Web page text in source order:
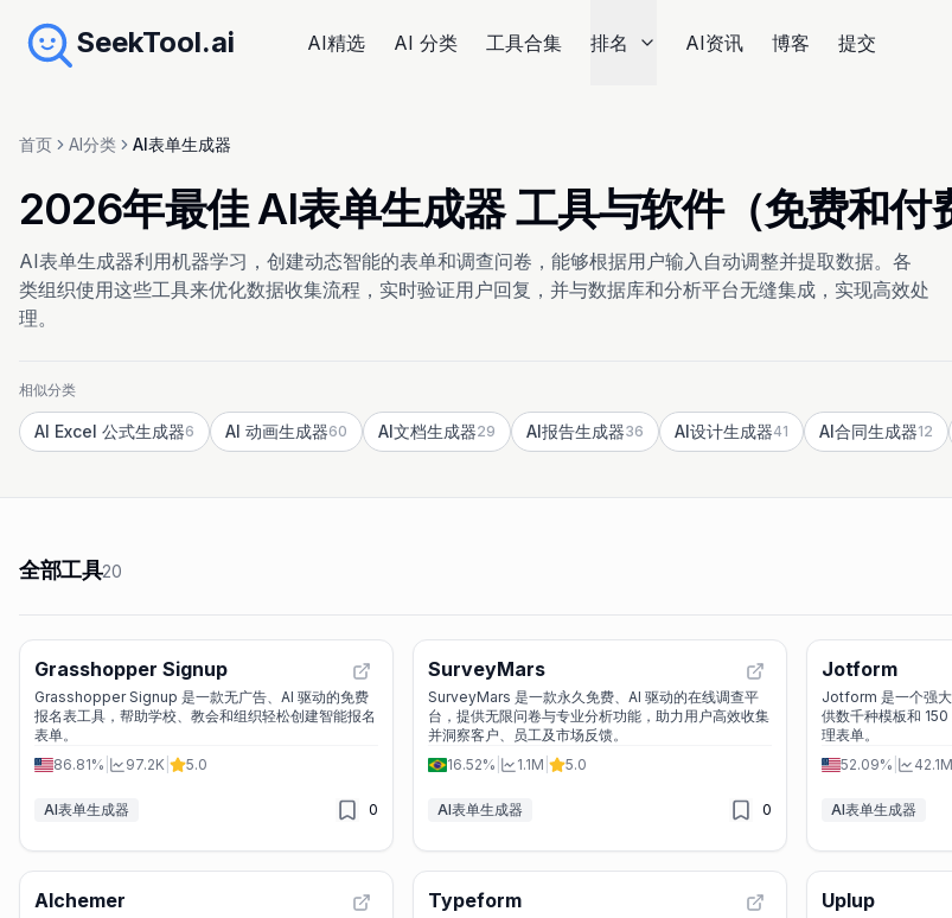
SeekTool.ai AI精选 AI 分类 工具合集 排名 AI资讯 博客 提交
首页 AI分类 AI表单生成器
2026年最佳 AI表单生成器 工具与软件（免费和付
AI表单生成器利用机器学习，创建动态智能的表单和调查问卷，能够根据用户输入自动调整并提取数据。各
类组织使用这些工具来优化数据收集流程，实时验证用户回复，并与数据库和分析平台无缝集成，实现高效处
理。
相似分类
AI Excel 公式生成器6 AI 动画生成器60 AI文档生成器29 AI报告生成器36 AI设计生成器41 AI合同生成器12
全部工具20
Grasshopper Signup
Grasshopper Signup 是一款无广告、AI 驱动的免费
报名表工具，帮助学校、教会和组织轻松创建智能报名
表单。
86.81%
97.2K 5.0
AI表单生成器 0
SurveyMars
SurveyMars 是一款永久免费、AI 驱动的在线调查平
台，提供无限问卷与专业分析功能，助力用户高效收集
并洞察客户、员工及市场反馈。
16.52%
1.1M 5.0
AI表单生成器 0
Jotform
Jotform 是一个强
供数千种模板和
理表单。
52.09%
42.1M
AI表单生成器
Alchemer Typeform Uplup